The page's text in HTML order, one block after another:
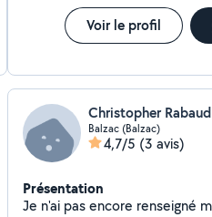
Voir le profil
Christopher Rabaud
Balzac (Balzac)
4,7/5 (3 avis)
Présentation